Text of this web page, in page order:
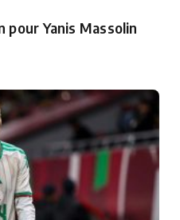
pour Yanis Massolin